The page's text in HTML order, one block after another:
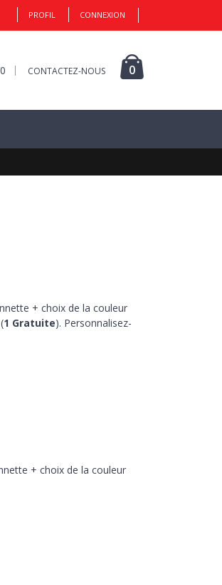
PROFIL CONNEXION
CONTACTEZ-NOUS 0
+ choix de la couleur
1 Gratuite). Personnalisez-
+ choix de la couleur